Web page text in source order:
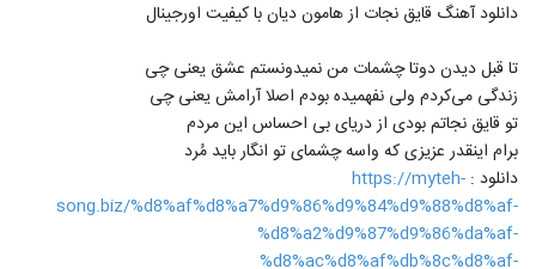
دانلود آهنگ قایق نجات از هامون دیان با کیفیت اورجینال
تا قبل دیدن دوتا چشمات من نمیدونستم عشق یعنی چی
زندگی می‌کردم ولی نفهمیده بودم اصلا آرامش یعنی چی
تو قایق نجاتم بودی از دریای بی احساس این مردم
برام اینقدر عزیزی که واسه چشمای تو انگار باید مُرد
دانلود : https://myteh-
song.biz/%d8%af%d8%a7%d9%86%d9%84%d9%88%d8%af-
%d8%a2%d9%87%d9%86%da%af-
%d8%ac%d8%af%db%8c%d8%af-